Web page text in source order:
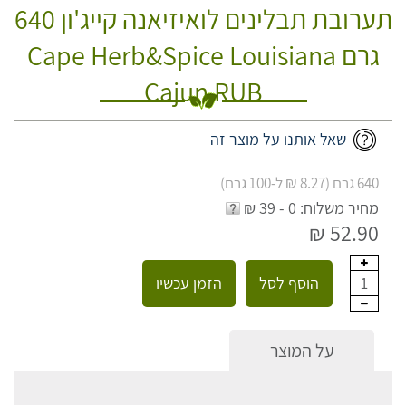
תערובת תבלינים לואיזיאנה קייג'ון 640
גרם Cape Herb&Spice Louisiana
Cajun RUB
שאל אותנו על מוצר זה
640 גרם (8.27 ₪ ל-100 גרם)
מחיר משלוח: 0 - 39 ₪
52.90 ₪
1 הוסף לסל הזמן עכשיו
על המוצר